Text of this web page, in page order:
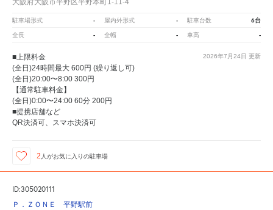
大阪府大阪市平野区平野本町1-11-4
駐車場形式 - 屋内外形式 - 駐車台数 6台
全長 - 全幅 - 車高 -
2026年7月24日 更新
■上限料金
(全日)24時間最大 600円 (繰り返し可)
(全日)20:00〜8:00 300円
【通常駐車料金】
(全日)0:00〜24:00 60分 200円
■提携店舗など
QR決済可、スマホ決済可
2 人がお気に入りの駐車場
ID:305020111
Ｐ．ＺＯＮＥ 平野駅前